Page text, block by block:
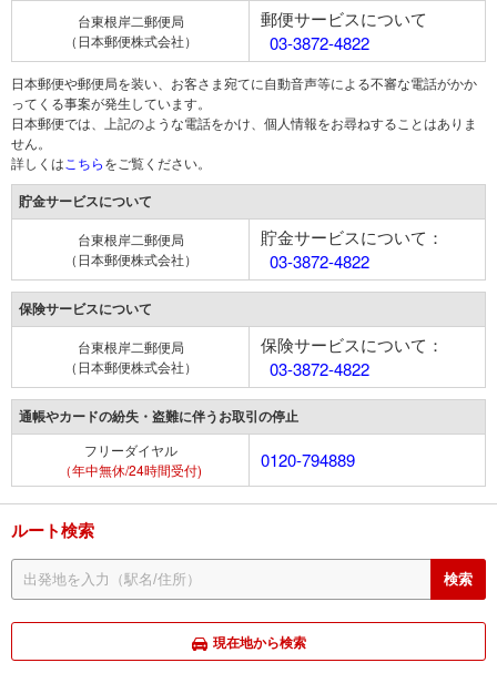
台東根岸二郵便局
（日本郵便株式会社）
郵便サービスについて
03-3872-4822
日本郵便や郵便局を装い、お客さま宛てに自動音声等による不審な電話がかか
ってくる事案が発生しています。
日本郵便では、上記のような電話をかけ、個人情報をお尋ねすることはありま
せん。
詳しくは こちらをご覧ください。
貯金サービスについて
台東根岸二郵便局
（日本郵便株式会社）
貯金サービスについて：
03-3872-4822
保険サービスについて
台東根岸二郵便局
（日本郵便株式会社）
保険サービスについて：
03-3872-4822
通帳やカードの紛失・盗難に伴うお取引の停止
フリーダイヤル
（年中無休/24時間受付)
0120-794889
ルート検索
現在地から検索